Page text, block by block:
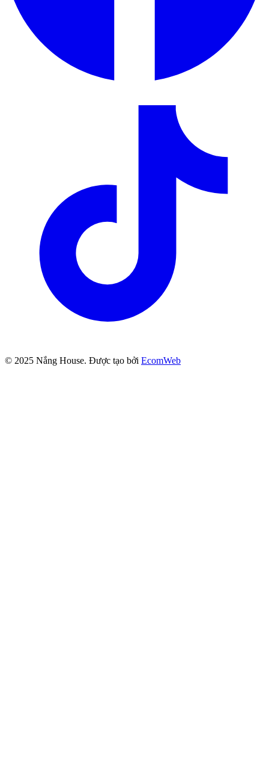
© 2025 Nắng House. Được tạo bởi EcomWeb